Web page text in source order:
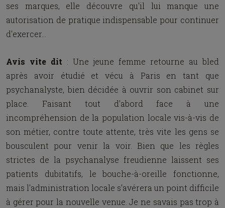
ses marques, elle découvre qu'il lui manque une
autorisation de pratique indispensable pour continuer
d'exercer…
Avis vite dit : Une jeune femme retourne au bled
après avoir étudié et vécu à Paris en tant que
psychanalyste, bien décidée à ouvrir son cabinet sur
place. Faisant tout d'abord face à une
incompréhension de la population locale vis-à-vis de
son métier, contre toute attente, très vite les gens se
bousculent pour venir la voir. Bien que les règles
strictes de la psychanalyse freudienne laissent ses
patients dubitatifs, le bouche-à-oreille fonctionne,
mais l'administration locale s'avérera un point difficile
à gérer pour la nouvelle venue. Je ne savais pas trop à